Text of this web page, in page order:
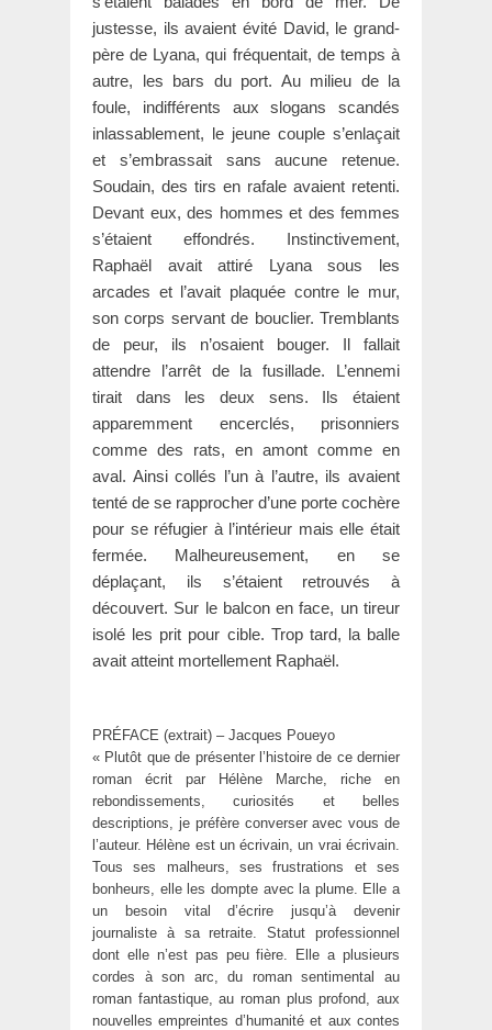
justesse, ils avaient évité David, le grand-
père de Lyana, qui fréquentait, de temps à
autre, les bars du port. Au milieu de la
foule, indifférents aux slogans scandés
inlassablement, le jeune couple s’enlaçait
et s’embrassait sans aucune retenue.
Soudain, des tirs en rafale avaient retenti.
Devant eux, des hommes et des femmes
s’étaient effondrés. Instinctivement,
Raphaël avait attiré Lyana sous les
arcades et l’avait plaquée contre le mur,
son corps servant de bouclier. Tremblants
de peur, ils n’osaient bouger. Il fallait
attendre l’arrêt de la fusillade. L’ennemi
tirait dans les deux sens. Ils étaient
apparemment encerclés, prisonniers
comme des rats, en amont comme en
aval. Ainsi collés l’un à l’autre, ils avaient
tenté de se rapprocher d’une porte cochère
pour se réfugier à l’intérieur mais elle était
fermée. Malheureusement, en se
déplaçant, ils s’étaient retrouvés à
découvert. Sur le balcon en face, un tireur
isolé les prit pour cible. Trop tard, la balle
avait atteint mortellement Raphaël.
PRÉFACE (extrait) – Jacques Poueyo
« Plutôt que de présenter l’histoire de ce dernier
roman écrit par Hélène Marche, riche en
rebondissements, curiosités et belles
descriptions, je préfère converser avec vous de
l’auteur. Hélène est un écrivain, un vrai écrivain.
Tous ses malheurs, ses frustrations et ses
bonheurs, elle les dompte avec la plume. Elle a
un besoin vital d’écrire jusqu’à devenir
journaliste à sa retraite. Statut professionnel
dont elle n’est pas peu fière. Elle a plusieurs
cordes à son arc, du roman sentimental au
roman fantastique, au roman plus profond, aux
nouvelles empreintes d’humanité et aux contes